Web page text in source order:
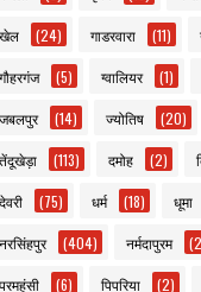
(24) गाडरवारा (11)
(5) ग्वालियर (1)
(14) ज्योतिष (20)
(113) दमोह (2)
(75) धर्म (18) धूमा
(404) नर्मदापुरम
(6) पिपरिया (2)